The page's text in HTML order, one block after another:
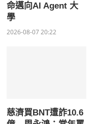
命邁向AI Agent 大
學
2026-08-07 20:22
慈濟買BNT遭詐10.6